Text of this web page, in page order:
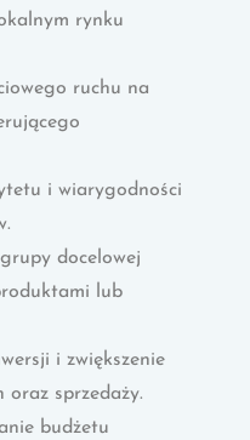
rynku
ruchu na
i wiarygodności
docelowej
lub
i zwiększenie
oraz sprzedaży.
budżetu